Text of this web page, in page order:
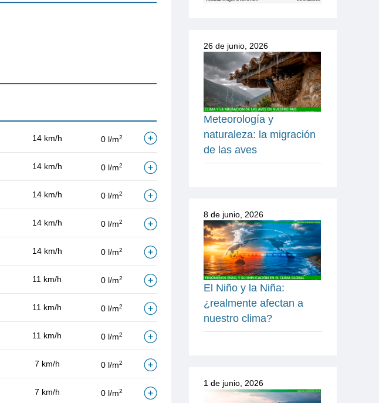
14 km/h 0 l/m2
14 km/h 0 l/m2
14 km/h 0 l/m2
14 km/h 0 l/m2
14 km/h 0 l/m2
11 km/h 0 l/m2
11 km/h 0 l/m2
11 km/h 0 l/m2
7 km/h 0 l/m2
7 km/h 0 l/m2
26 de junio, 2026
Meteorología y
naturaleza: la migración
de las aves
8 de junio, 2026
El Niño y la Niña:
¿realmente afectan a
nuestro clima?
1 de junio, 2026